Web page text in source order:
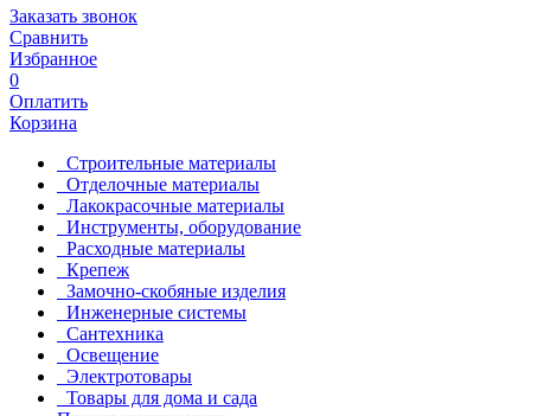
Заказать звонок
Сравнить
Избранное
0
Оплатить
Корзина
Строительные материалы
Отделочные материалы
Лакокрасочные материалы
Инструменты, оборудование
Расходные материалы
Крепеж
Замочно-скобяные изделия
Инженерные системы
Сантехника
Освещение
Электротовары
Товары для дома и сада